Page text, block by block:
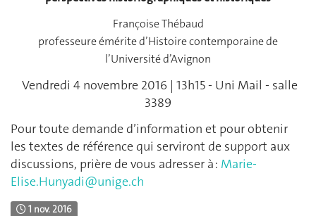
Françoise Thébaud
professeure émérite d’Histoire contemporaine de
l’Université d’Avignon
Vendredi 4 novembre 2016 | 13h15 - Uni Mail - salle
3389
Pour toute demande d’information et pour obtenir
les textes de référence qui serviront de support aux
discussions, prière de vous adresser à : Marie-
Elise.Hunyadi@unige.ch
1 nov. 2016